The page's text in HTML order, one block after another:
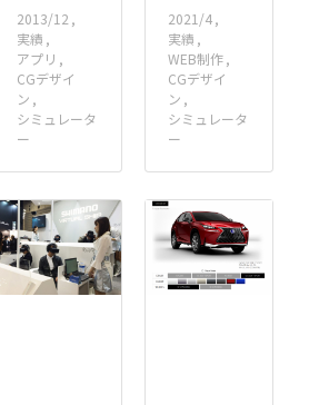
2013/12
実績
アプリ
CGデザイ
ン
シミュレータ
ー
2021/4
実績
WEB制作
CGデザイ
ン
シミュレータ
ー